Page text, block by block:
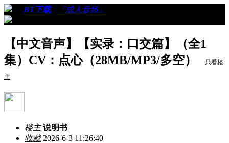
BT下载 『成人音频』
【中文音声】【实录：口交篇】（全1
集）CV：点心（28MB/MP3/多空）
只看楼
主
楼主 说明书
收藏2026-6-3 11:26:40